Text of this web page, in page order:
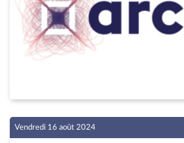
Vendredi 16 août 2024